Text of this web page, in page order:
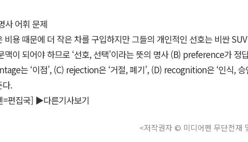
어휘 문제
비용 때문에 더 작은 차를 구입하지만 그들의 개인적인 선호는 비싼
맥이 되어야 하므로 ‘선호, 선택’이라는 뜻의 명사 (B) preference가 정
는 ‘이점’, (C) rejection은 ‘거절, 폐기’, (D) recognition은 ‘인식, 승
다.
=편집국] ▶다른기사보기
<저작권자 © 미디어펜 무단전재